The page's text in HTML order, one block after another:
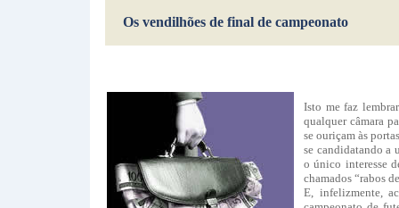
Os vendilhões de final de campeonato
Isto me faz
qualquer câmara
se ouriçam às
se candidatando a
o único interesse
chamados “rabos
E, infelizmente,